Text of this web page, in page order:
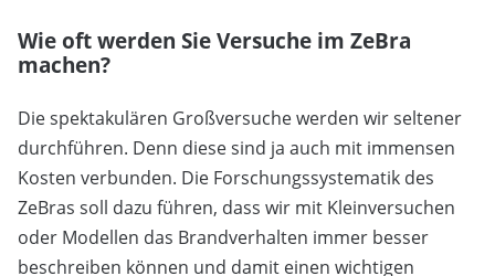
Wie oft werden Sie Versuche im ZeBra
machen?
Die spektakulären Großversuche werden wir seltener
durchführen. Denn diese sind ja auch mit immensen
Kosten verbunden. Die Forschungssystematik des
ZeBras soll dazu führen, dass wir mit Kleinversuchen
oder Modellen das Brandverhalten immer besser
beschreiben können und damit einen wichtigen